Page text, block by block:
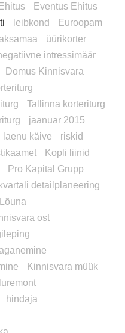
Eventus Ehitus
leibkond
Euroopam
üürikorter
intressimäär
Domus Kinnisvara
Tallinna korteriturg
jaanuar 2015
laenu käive
riskid
Kopli liinid
Pro Kapital Grupp
detailplaneering
ost
Kinnisvara müük
hindaja